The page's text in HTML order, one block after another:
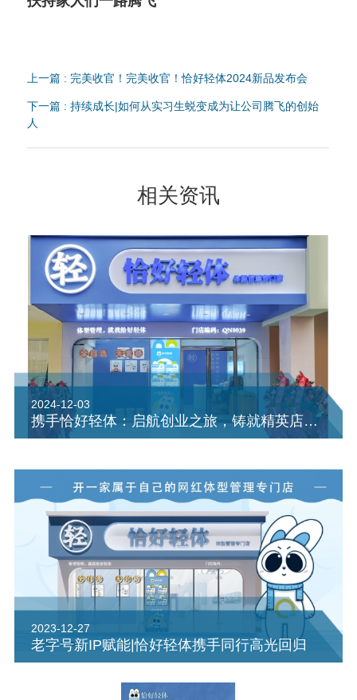
上一篇 : 完美收官！完美收官！恰好轻体2024新品发布会
下一篇 : 持续成长|如何从实习生蜕变成为让公司腾飞的创始
人
相关资讯
2024-12-03
携手恰好轻体：启航创业之旅，铸就精英店长辉煌
2023-12-27
老字号新IP赋能|恰好轻体携手同行高光回归